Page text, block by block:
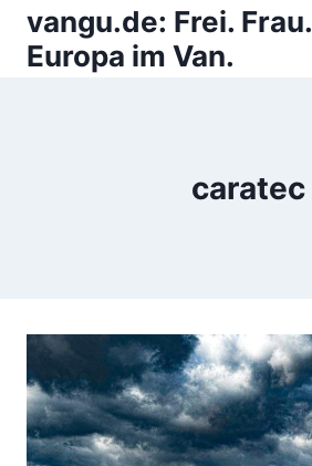
Zum
Inhalt
springen
vangu.de: Frei. Frau.
Europa im Van.
caratec